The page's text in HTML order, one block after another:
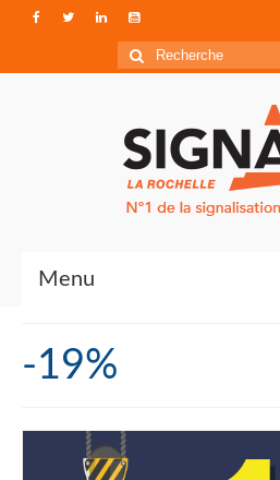
Rechercher
:
Menu
Qui sommes-nous ?
Accéder à Signals
-19%